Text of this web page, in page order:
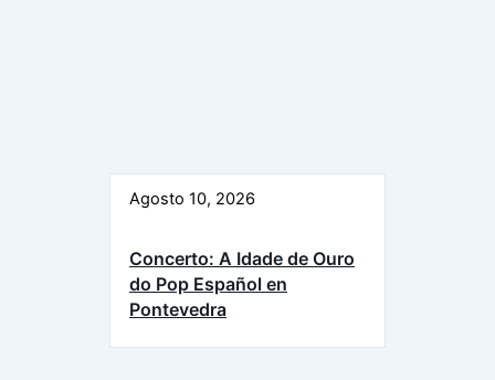
Agosto 10, 2026
Concerto: A Idade de Ouro
do Pop Español en
Pontevedra